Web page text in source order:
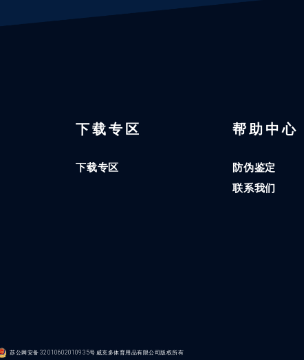
下载专区
下载专区
帮助中心
防伪鉴定
联系我们
苏公网安备 32010602010935号 威克多体育用品有限公司版权所有